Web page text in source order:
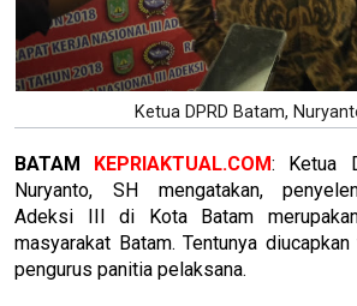
Ketua DPRD Batam,
BATAM KEPRIAKTUAL.COM: Ketua
Nuryanto, SH mengatakan,
Adeksi III di Kota Batam
masyarakat Batam. Tentunya
pengurus panitia pelaksana.